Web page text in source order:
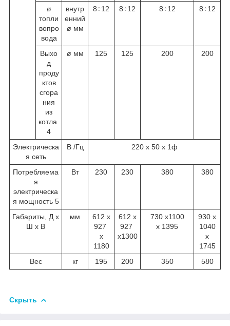
ø
топли
вопро
вода
внутр
енний
ø мм
8÷12 8÷12 8÷12 8÷12
Выхо
д
проду
ктов
сгора
ния
из
котла
4
ø мм 125 125 200 200
Электрическа
я сеть
В /Гц 220 х 50 х 1ф
Потребляема
я
электрическа
я мощность 5
Вт 230 230 380 380
Габариты, Д х
Ш х В
мм
612 х
927
х
1180
612 х
927
х1300
730 х1100
х 1395
930 х
1040
х
1745
Вес
кг 195 200 350 580
Скрыть